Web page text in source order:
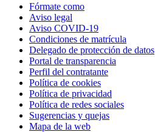
Fórmate como
Aviso legal
Aviso COVID-19
Condiciones de matrícula
Delegado de protección de datos
Portal de transparencia
Perfil del contratante
Política de cookies
Política de privacidad
Política de redes sociales
Sugerencias y quejas
Mapa de la web